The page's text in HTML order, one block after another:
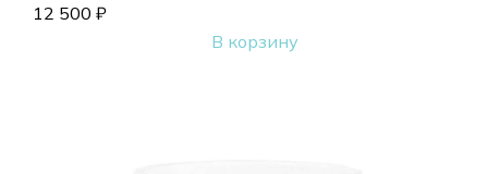
12 500 ₽
В корзину